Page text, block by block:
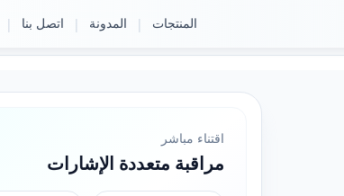
المنتجات | المدونة | اتصل بنا |
اقتناء مباشر
مراقبة متعددة الإشارات